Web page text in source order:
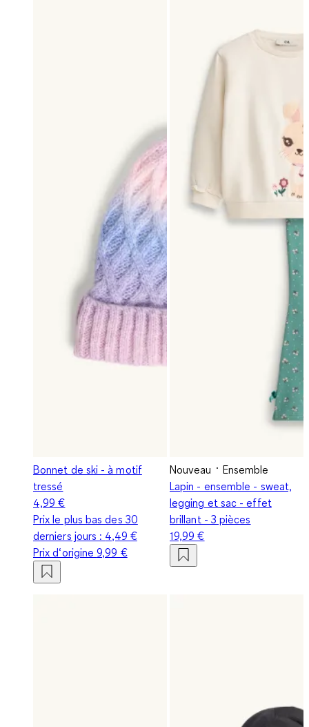
Bonnet de ski - à motif
tressé
4,99 €
Prix le plus bas des 30
derniers jours : 4,49 €
Prix d‘origine9,99 €
Nouveau
Ensemble
Lapin - ensemble - sweat,
legging et sac - effet
brillant - 3 pièces
19,99 €